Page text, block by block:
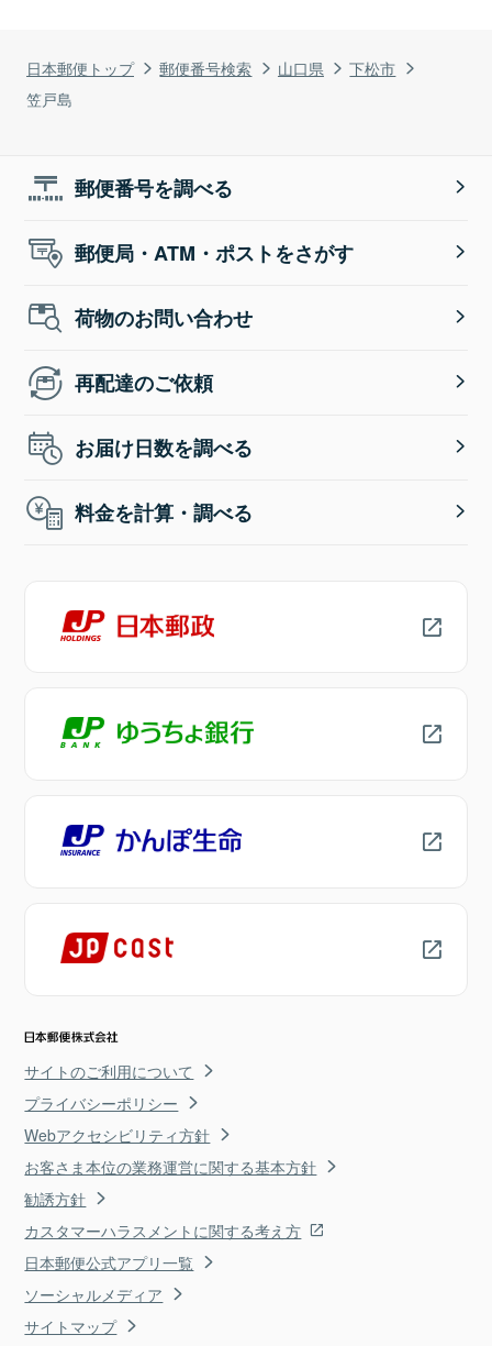
日本郵便トップ 郵便番号検索 山口県
下松市
笠戸島
郵便番号を調べる
郵便局・ATM・ポストをさがす
荷物のお問い合わせ
再配達のご依頼
お届け日数を調べる
料金を計算・調べる
サイトのご利用について
プライバシーポリシー
Webアクセシビリティ方針
お客さま本位の業務運営に関する基本方針
勧誘方針
カスタマーハラスメントに関する考え方
日本郵便公式アプリ一覧
ソーシャルメディア
サイトマップ